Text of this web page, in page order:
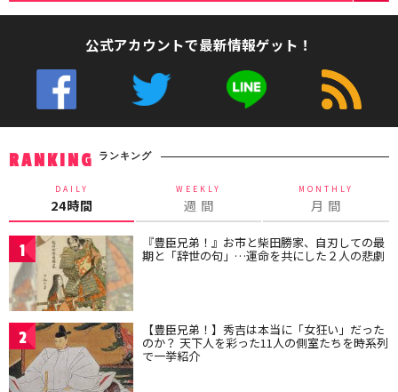
公式アカウントで最新情報ゲット！
RANKING ランキング
DAILY
24時間
WEEKLY
週 間
MONTHLY
月 間
1 『豊臣兄弟！』お市と柴田勝家、自刃しての最
期と「辞世の句」…運命を共にした２人の悲劇
2 【豊臣兄弟！】秀吉は本当に「女狂い」だった
のか？ 天下人を彩った11人の側室たちを時系列
で一挙紹介